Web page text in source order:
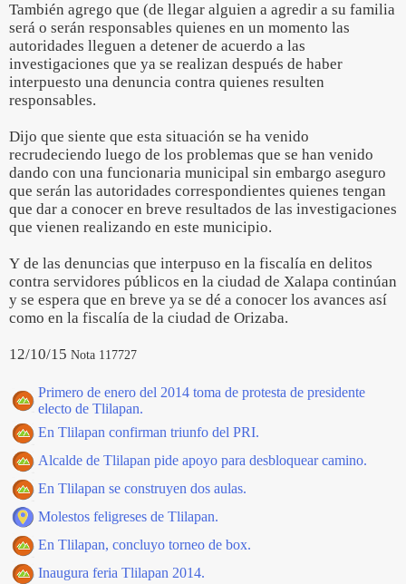
También agrego que (de llegar alguien a agredir a su familia
será o serán responsables quienes en un momento las
autoridades lleguen a detener de acuerdo a las
investigaciones que ya se realizan después de haber
interpuesto una denuncia contra quienes resulten
responsables.
Dijo que siente que esta situación se ha venido
recrudeciendo luego de los problemas que se han venido
dando con una funcionaria municipal sin embargo aseguro
que serán las autoridades correspondientes quienes tengan
que dar a conocer en breve resultados de las investigaciones
que vienen realizando en este municipio.
Y de las denuncias que interpuso en la fiscalía en delitos
contra servidores públicos en la ciudad de Xalapa continúan
y se espera que en breve ya se dé a conocer los avances así
como en la fiscalía de la ciudad de Orizaba.
12/10/15 Nota 117727
Primero de enero del 2014 toma de protesta de presidente
electo de Tlilapan.
En Tlilapan confirman triunfo del PRI.
Alcalde de Tlilapan pide apoyo para desbloquear camino.
En Tlilapan se construyen dos aulas.
Molestos feligreses de Tlilapan.
En Tlilapan, concluyo torneo de box.
Inaugura feria Tlilapan 2014.